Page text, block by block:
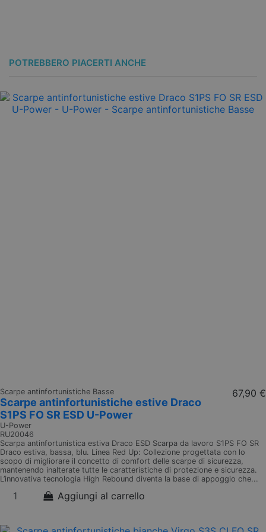
POTREBBERO PIACERTI ANCHE
Scarpe antinfortunistiche Basse
Scarpe antinfortunistiche estive Draco
S1PS FO SR ESD U-Power
U-Power
RU20046
67,90 €
Scarpa antinfortunistica estiva Draco ESD Scarpa da lavoro S1PS FO SR
Draco estiva, bassa, blu. Linea Red Up: Collezione progettata con lo
scopo di migliorare il concetto di comfort delle scarpe di sicurezza,
mantenendo inalterate tutte le caratteristiche di protezione e sicurezza.
L’innovativa tecnologia High Rebound diventa la base di appoggio che...
Aggiungi al carrello